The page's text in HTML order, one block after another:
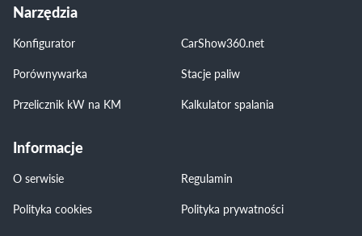
Narzędzia
Konfigurator
CarShow360.net
Porównywarka
Stacje paliw
Przelicznik kW na KM
Kalkulator spalania
Informacje
O serwisie
Regulamin
Polityka cookies
Polityka prywatności